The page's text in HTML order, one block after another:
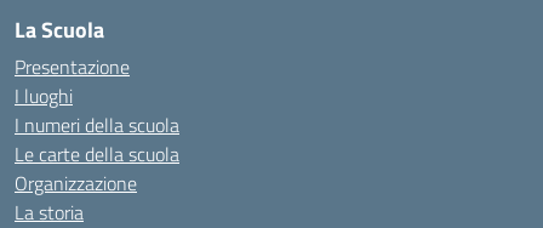
La Scuola
Presentazione
I luoghi
I numeri della scuola
Le carte della scuola
Organizzazione
La storia